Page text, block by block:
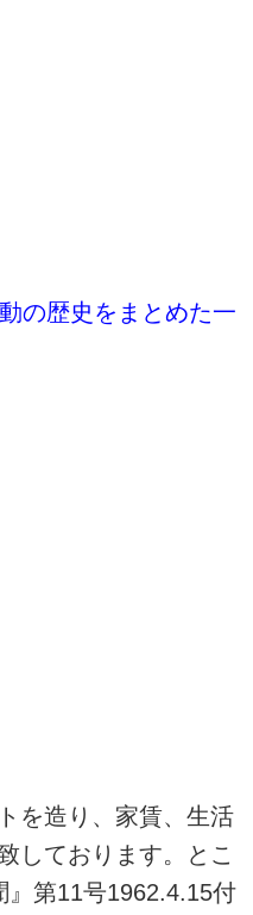
の歴史をまとめた一
を造り、家賃、生活
しております。とこ
第11号1962.4.15付